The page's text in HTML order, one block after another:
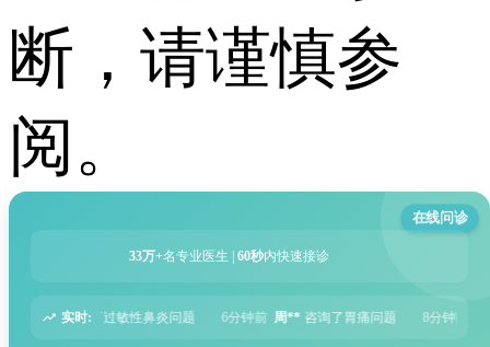
断，请谨慎参
阅。
在线问诊
33万+名专业医生 | 60秒内快速接诊
实时:
6分钟前 周** 咨询了胃痛问题 8分钟前 王** 咨询了头痛问题 12分钟前